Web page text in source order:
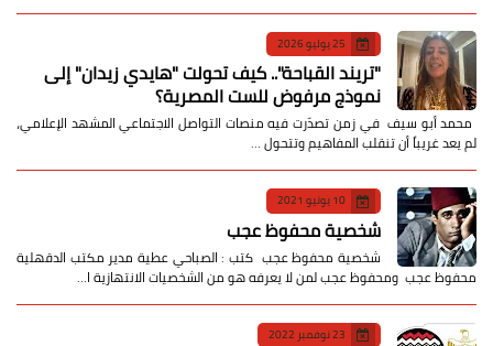
25 يوليو 2026
​"تريند القباحة".. كيف تحولت "هايدي زيدان" إلى
نموذج مرفوض للست المصرية؟
​ محمد أبو سيف ​في زمن تصدّرت فيه منصات التواصل الاجتماعي المشهد الإعلامي،
لم يعد غريباً أن تنقلب المفاهيم وتتحول …
10 يونيو 2021
شخصية محفوظ عجب
شخصية محفوظ عجب كتب : الصباحي عطية مدير مكتب الدقهلية
محفوظ عجب ومحفوظ عجب لمن لا يعرفه هو من الشخصيات الانتهازية ا…
23 نوفمبر 2022